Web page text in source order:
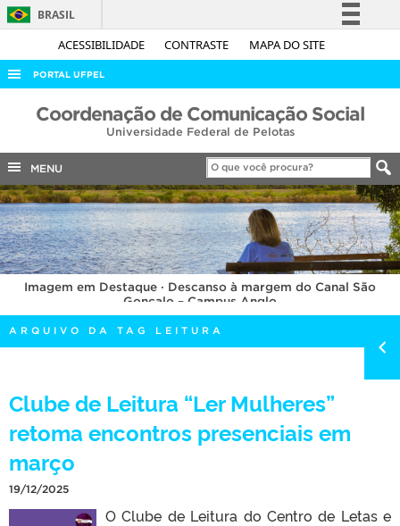
ACESSIBILIDADE CONTRASTE MAPA DO SITE
BRASIL
Simplifique!
Acesso à informação
Legislação
Canais
PORTAL UFPEL
ACESSO À INFORMAÇÃO
COBALTO
CONCURSOS
EDITAIS
INTERNACIONAL
OUVIDORIA
PORTARIAS
TELEFONES
Coordenação de Comunicação Social
Universidade Federal de Pelotas
MENU
Imagem em Destaque · Descanso à margem do Canal São
Gonçalo – Campus Anglo
ARQUIVO DA TAG LEITURA
Clube de Leitura “Ler Mulheres”
retoma encontros presenciais em
março
19/12/2025
O Clube de Leitura do Centro de Letas e